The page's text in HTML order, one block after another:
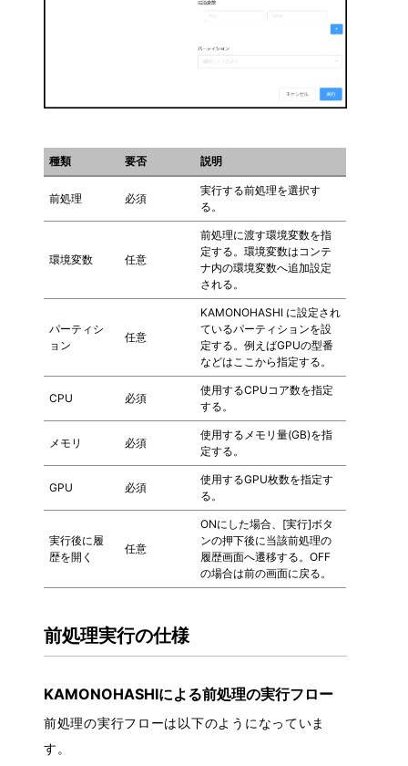
種類 要否 説明
前処理 必須
実行する前処理を選択す
る。
環境変数 任意
前処理に渡す環境変数を指
定する。環境変数はコンテ
ナ内の環境変数へ追加設定
される。
パーティシ
ョン
任意
KAMONOHASHI に設定され
ているパーティションを設
定する。例えばGPUの型番
などはここから指定する。
CPU 必須
使用するCPUコア数を指定
する。
メモリ 必須
使用するメモリ量(GB)を指
定する。
GPU 必須
使用するGPU枚数を指定す
る。
実行後に履
歴を開く
任意
ONにした場合、[実行]ボタ
ンの押下後に当該前処理の
履歴画面へ遷移する。OFF
の場合は前の画面に戻る。
前処理実行の仕様
KAMONOHASHIによる前処理の実行フロー
前処理の実行フローは以下のようになっていま
す。